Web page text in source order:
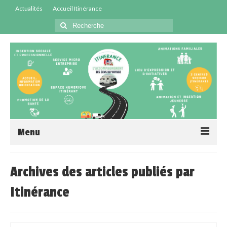
Actualités Accueil Itinérance
Menu
Archives des articles publiés par
Itinérance